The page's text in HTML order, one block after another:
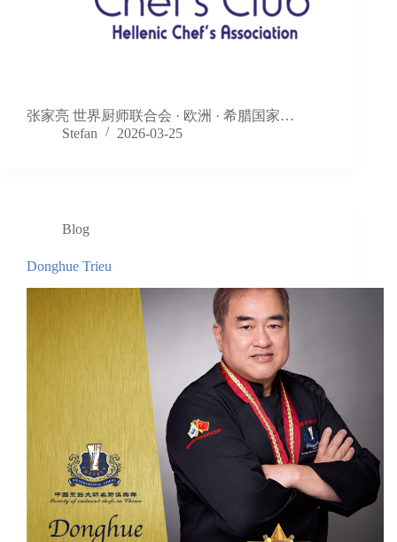
张家亮 世界厨师联合会 · 欧洲 · 希腊国家…
Stefan
2026-03-25
Blog
Donghue Trieu